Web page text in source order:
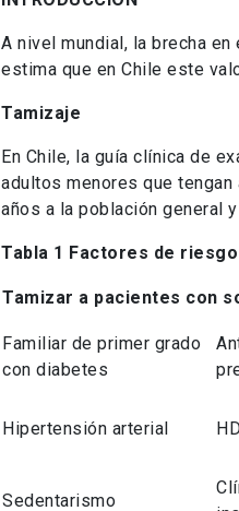
A nivel mundial, la brecha
estima que en Chile este
Tamizaje
En Chile, la guía clínica de
adultos menores que
años a la población general
Tabla 1 Factores de
Tamizar a pacientes con
Familiar de primer grado
con diabetes
Hipertensión arterial
Sedentarismo